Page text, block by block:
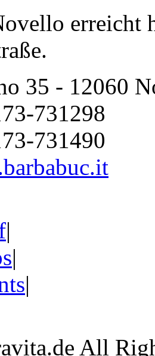
erreicht
35 - 12060
731298
731490
|
|
|
All